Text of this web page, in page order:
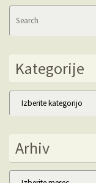
Kategorije
Kategorije
Arhiv
Arhiv